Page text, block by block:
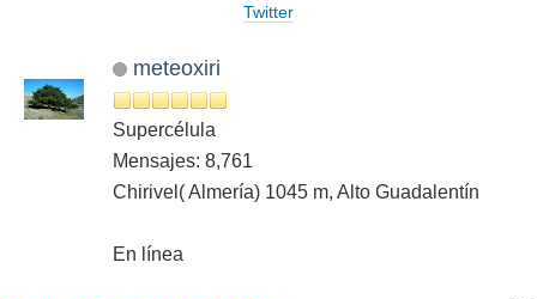
Twitter
meteoxiri
Supercélula
Mensajes: 8,761
Chirivel( Almería) 1045 m, Alto Guadalentín
En línea